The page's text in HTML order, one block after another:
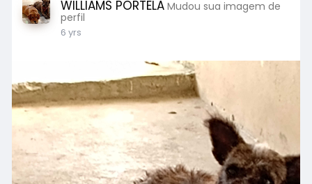
WILLIAMS PORTELA Mudou sua imagem de
perfil
6 yrs